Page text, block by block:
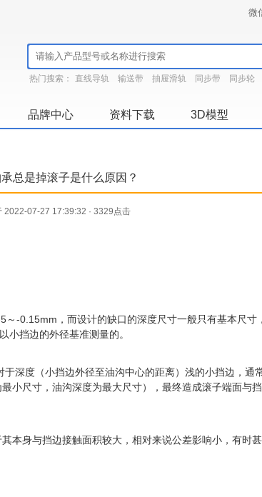
微
热门搜索： 直线导轨 输送带 抽屉滑轨 同步带 同步轮
品牌中心 资料下载 3D模型
总是掉滚子是什么原因？
2022-07-27 17:39:32 · 3329点击
-0.15mm，而设计的缺口的深度尺寸一般只有基本尺寸
小挡边的外径基准测量的。
深度（小挡边外径至油沟中心的距离）浅的小挡边，通
小尺寸，油沟深度为最大尺寸），最终造成滚子端面与
本身与挡边接触面积较大，相对来说公差影响小，有时甚